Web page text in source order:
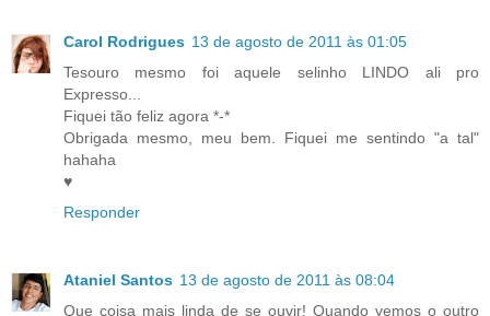
Carol Rodrigues 13 de agosto de 2011 às 01:05
Tesouro mesmo foi aquele selinho LINDO ali pro
Expresso...
Fiquei tão feliz agora *-*
Obrigada mesmo, meu bem. Fiquei me sentindo "a tal"
hahaha
♥
Responder
Ataniel Santos 13 de agosto de 2011 às 08:04
Que coisa mais linda de se ouvir! Quando vemos o outro